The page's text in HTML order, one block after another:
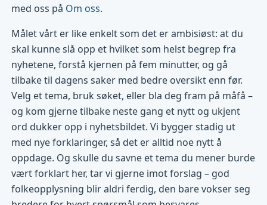
med oss på Om oss.
Målet vårt er like enkelt som det er ambisiøst: at du
skal kunne slå opp et hvilket som helst begrep fra
nyhetene, forstå kjernen på fem minutter, og gå
tilbake til dagens saker med bedre oversikt enn før.
Velg et tema, bruk søket, eller bla deg fram på måfå –
og kom gjerne tilbake neste gang et nytt og ukjent
ord dukker opp i nyhetsbildet. Vi bygger stadig ut
med nye forklaringer, så det er alltid noe nytt å
oppdage. Og skulle du savne et tema du mener burde
vært forklart her, tar vi gjerne imot forslag – god
folkeopplysning blir aldri ferdig, den bare vokser seg